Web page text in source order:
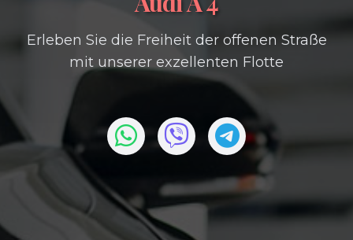
Erleben Sie die Freiheit der offenen Straße
mit unserer exzellenten Flotte